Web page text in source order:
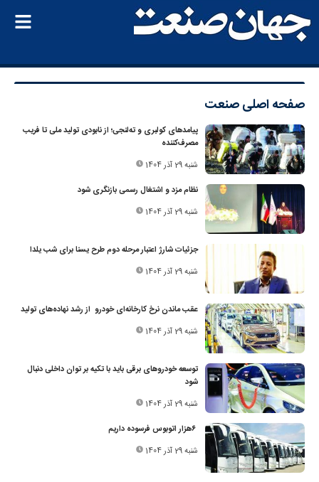
صفحه اصلیصنعت
پیامدهای کولبری و ته‌لنجی؛ از نابودی تولید ملی تا فریب
مصرف‌کننده
شنبه 29 آذر 1404
نظام مزد و اشتغال رسمی بازنگری شود
شنبه 29 آذر 1404
جزئیات شارژ اعتبار مرحله دوم طرح یسنا برای شب یلدا
شنبه 29 آذر 1404
عقب ماندن نرخ کارخانه‌ای خودرو از رشد نهاده‌های تولید
شنبه 29 آذر 1404
توسعه خودروهای برقی باید با تکیه بر توان داخلی دنبال
شود
شنبه 29 آذر 1404
شنبه 29 آذر 1404